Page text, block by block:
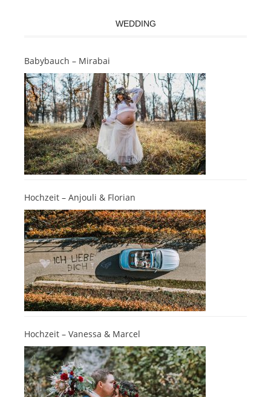
WEDDING
Babybauch – Mirabai
Hochzeit – Anjouli & Florian
Hochzeit – Vanessa & Marcel